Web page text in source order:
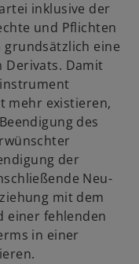
inklusive der
und Pflichten
grundsätzlich eine
Derivats. Damit
mehr existieren,
des
der
Neu-
mit dem
einer fehlenden
in einer